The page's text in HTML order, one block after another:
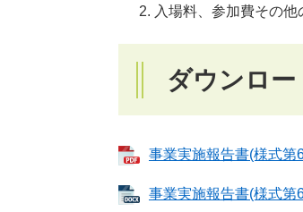
入場料、参加費その
ダウンロー
事業実施報告書(様式第
事業実施報告書(様式第